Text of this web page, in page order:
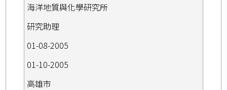
海洋地質與化學研究所
研究助理
01-08-2005
01-10-2005
高雄市